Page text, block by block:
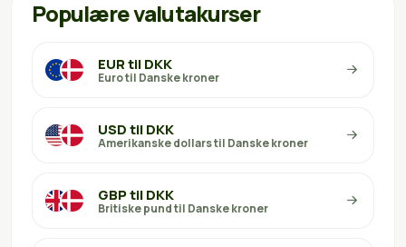
Populære valutakurser
EUR til DKK
Euro til Danske kroner
USD til DKK
Amerikanske dollars til Danske kroner
GBP til DKK
Britiske pund til Danske kroner